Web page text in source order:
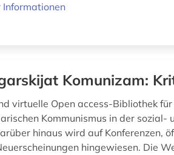
Informationen
Komunizam:
virtuelle Open access-Bibliothek
Kommunismus in der sozial-
hinaus wird auf Konferenzen,
hingewiesen. Die